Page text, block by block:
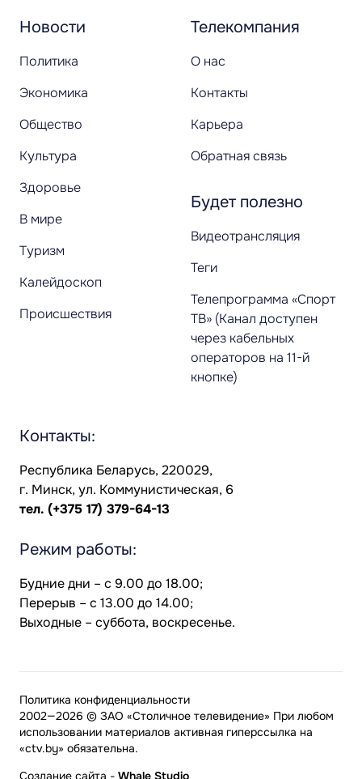
Новости
Политика
Экономика
Общество
Культура
Здоровье
В мире
Туризм
Калейдоскоп
Происшествия
Телекомпания
О нас
Контакты
Карьера
Обратная связь
Будет полезно
Видеотрансляция
Теги
Телепрограмма «Спорт
ТВ» (Канал доступен
через кабельных
операторов на 11-й
кнопке)
Контакты:
Республика Беларусь, 220029,
г. Минск, ул. Коммунистическая, 6
тел. (+375 17) 379-64-13
Режим работы:
Будние дни – с 9.00 до 18.00;
Перерыв – с 13.00 до 14.00;
Выходные – суббота, воскресенье.
2002—2026 © ЗАО «Столичное телевидение» При любом
использовании материалов активная гиперссылка на
«ctv.by» обязательна.
Политика конфиденциальности
Создание сайта - Whale Studio